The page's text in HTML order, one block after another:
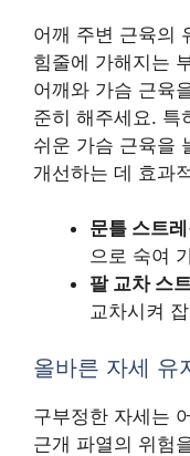
어깨 주변 근육의
힘줄에 가해지는
어깨와 가슴 근육
준히 해주세요. 특
쉬운 가슴 근육을
개선하는 데 효과
문틀 스트
으로 숙여
팔 교차 스
교차시켜
올바른 자세 유
구부정한 자세는
근개 파열의 위험